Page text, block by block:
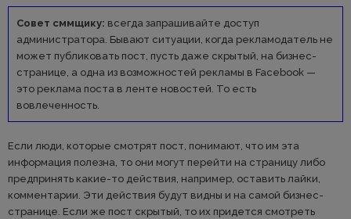
Совет сммщику: всегда запрашивайте доступ
администратора. Бывают ситуации, когда рекламодатель не
может публиковать пост, пусть даже скрытый, на бизнес-
странице, а одна из возможностей рекламы в Facebook —
это реклама поста в ленте новостей. То есть
вовлеченность.
Если люди, которые смотрят пост, понимают, что им эта
информация полезна, то они могут перейти на страницу либо
предпринять какие-то действия, например, оставить лайки,
комментарии. Эти действия будут видны и на самой бизнес-
странице. Если же пост скрытый, то их придется смотреть